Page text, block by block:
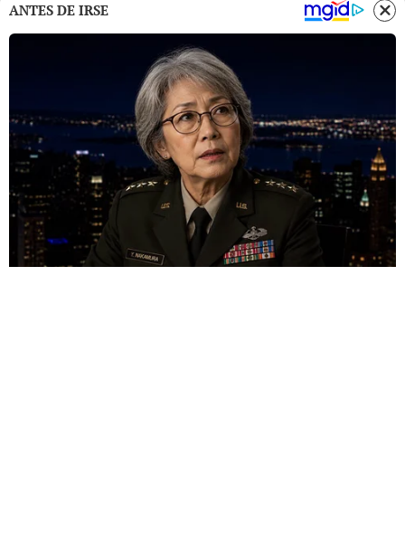
ANTES DE IRSE